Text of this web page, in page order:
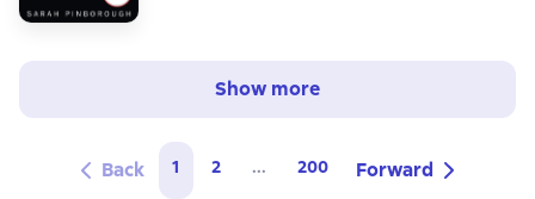
Show more
Back 1 2 ... 200 Forward